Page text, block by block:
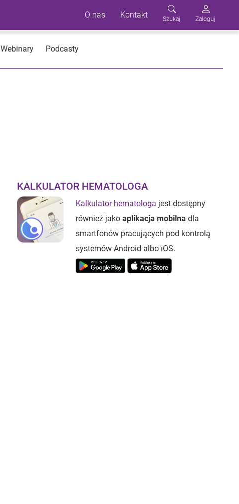
O nas Kontakt Szukaj Zaloguj
Webinary Podcasty
KALKULATOR HEMATOLOGA
Kalkulator hematologa jest dostępny
również jakoaplikacja mobilna dla
smartfonów pracujących pod kontrolą
systemów Android albo iOS.